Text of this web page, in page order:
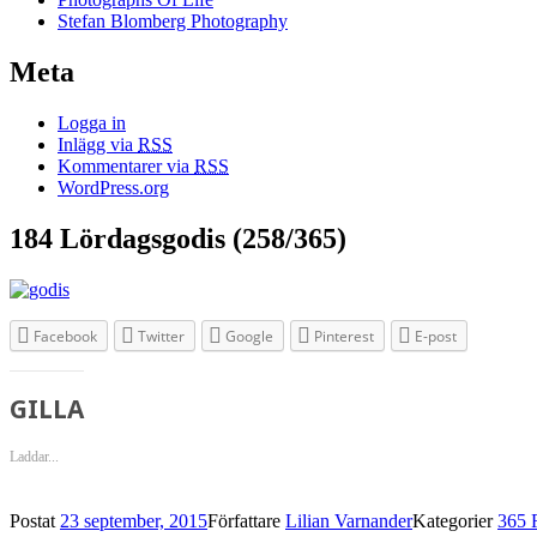
Stefan Blomberg Photography
Meta
Logga in
Inlägg via RSS
Kommentarer via RSS
WordPress.org
184 Lördagsgodis (258/365)
Facebook Twitter Google Pinterest E-post
GILLA
Laddar...
Postat23 september, 2015Författare Lilian VarnanderKategorier365